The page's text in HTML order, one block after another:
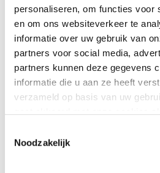
personaliseren, om functies voor
en om ons websiteverkeer te
informatie over uw gebruik van
partners voor social media,
partners kunnen deze gegevens
informatie die u aan ze heeft
verzameld op basis van uw
Noodzakelijk